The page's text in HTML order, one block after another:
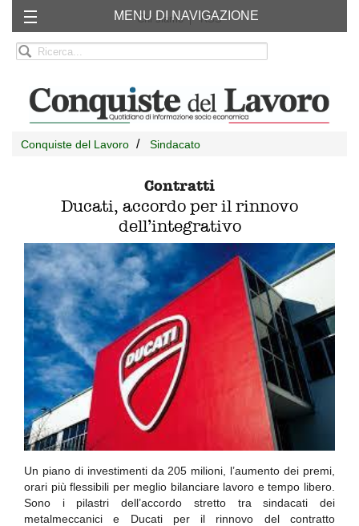
Chi siamo RSS
MENU DI NAVIGAZIONE
Conquiste del Lavoro Sindacato
Contratti
Ducati, accordo per il rinnovo
dell’integrativo
Un piano di investimenti da 205 milioni, l’aumento dei premi,
orari più flessibili per meglio bilanciare lavoro e tempo libero.
Sono i pilastri dell’accordo stretto tra sindacati dei
metalmeccanici e Ducati per il rinnovo del contratto